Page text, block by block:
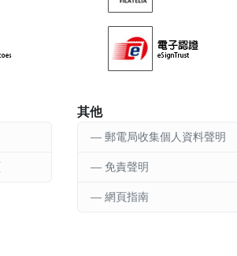
其他
郵電局收集個人資料聲明
免責聲明
網頁指南